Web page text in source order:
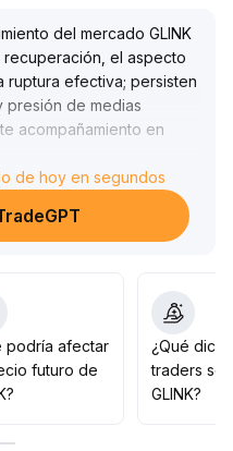
del mercado GLINK
recuperación, el aspecto
ruptura efectiva; persisten
presión de medias
acompañamiento en
precios al alza
es preferible esperar
sobre las medias clave o
estrategia, y es
stop-loss para prevenir
cautelosa, haciendo
de manera
de hoy en segundos
podría afectar
futuro de
¿Qué
traders
GLINK?